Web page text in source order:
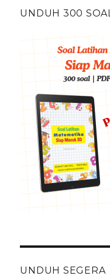
UNDUH 300 SOAL
UNDUH SEGERA